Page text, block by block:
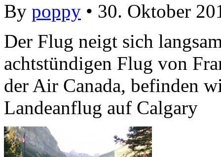
By poppy • 30. Oktober
Der Flug neigt sich
achtstündigen Flug von
der Air Canada, befinden
Landeanflug auf Calgary